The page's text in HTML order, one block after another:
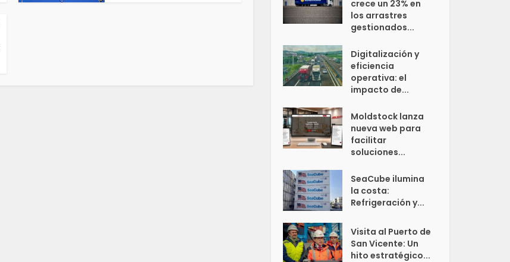
crece un 23% en
los arrastres
gestionados...
Digitalización y
eficiencia
operativa: el
impacto de...
Moldstock lanza
nueva web para
facilitar
soluciones...
SeaCube ilumina
la costa:
Refrigeración y...
Visita al Puerto de
San Vicente: Un
hito estratégico...